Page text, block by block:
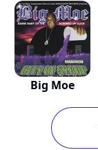
Big Moe